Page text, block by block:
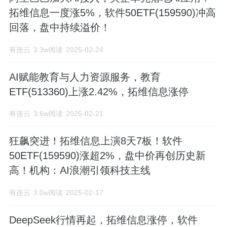
拓维信息一度涨5%，软件50ETF(159590)冲高
回落，盘中持续溢价！
有连云 3.3w阅读 2025-02-24
AI赋能教育与人力资源服务，教育
ETF(513360)上涨2.42%，拓维信息涨停
有连云 3.6w阅读 2025-02-21
狂飙突进！拓维信息上演8天7板！软件
50ETF(159590)涨超2%，盘中价再创历史新
高！机构：AI浪潮引领科技主线
有连云 3.0w阅读 2025-02-17
DeepSeek行情再起，拓维信息涨停，软件